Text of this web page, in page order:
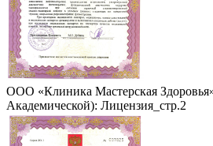
ООО «Клиника Мастерская
Академической): Лицензия_стр.2